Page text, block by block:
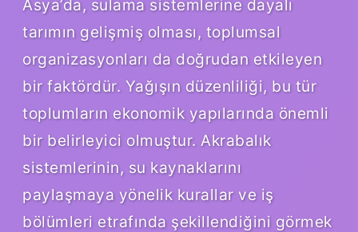
Asya’da, sulama sistemlerine dayalı
tarımın gelişmiş olması, toplumsal
organizasyonları da doğrudan etkileyen
bir faktördür. Yağışın düzenliliği, bu tür
toplumların ekonomik yapılarında önemli
bir belirleyici olmuştur. Akrabalık
sistemlerinin, su kaynaklarını
paylaşmaya yönelik kurallar ve iş
bölümleri etrafında şekillendiğini görmek